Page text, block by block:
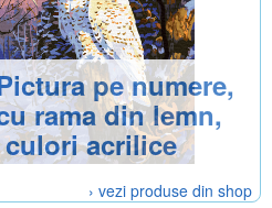
pe numere,
rama din lemn,
acrilice
› vezi produse din shop